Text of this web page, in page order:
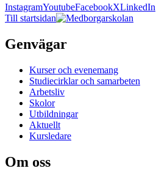
InstagramYoutubeFacebookXLinkedIn
Till startsidan
Genvägar
Kurser och evenemang
Studiecirklar och samarbeten
Arbetsliv
Skolor
Utbildningar
Aktuellt
Kursledare
Om oss